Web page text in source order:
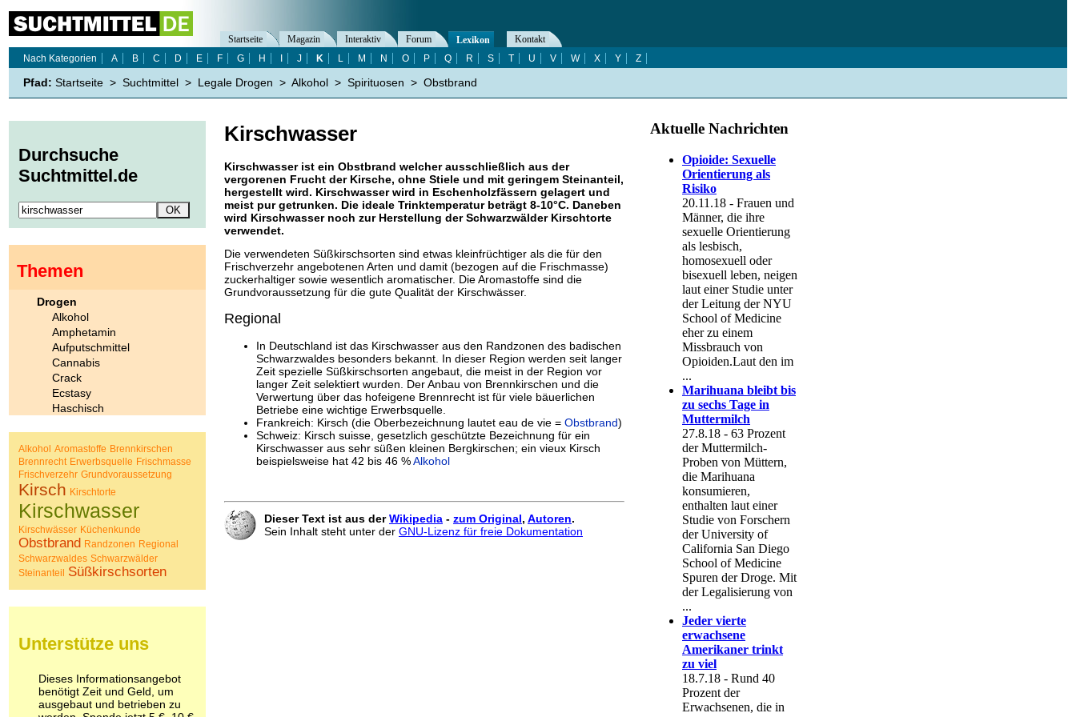
Kirschwasser
Kirschwasser ist ein Obstbrand welcher ausschließlich aus der
vergorenen Frucht der Kirsche, ohne Stiele und mit geringem Steinanteil,
hergestellt wird. Kirschwasser wird in Eschenholzfässern gelagert und
meist pur getrunken. Die ideale Trinktemperatur beträgt 8-10°C. Daneben
wird Kirschwasser noch zur Herstellung der Schwarzwälder Kirschtorte
verwendet.
Die verwendeten Süßkirschsorten sind etwas kleinfrüchtiger als die für den
Frischverzehr angebotenen Arten und damit (bezogen auf die Frischmasse)
zuckerhaltiger sowie wesentlich aromatischer. Die Aromastoffe sind die
Grundvoraussetzung für die gute Qualität der Kirschwässer.
Regional
In Deutschland ist das Kirschwasser aus den Randzonen des badischen
Schwarzwaldes besonders bekannt. In dieser Region werden seit langer
Zeit spezielle Süßkirschsorten angebaut, die meist in der Region vor
langer Zeit selektiert wurden. Der Anbau von Brennkirschen und die
Verwertung über das hofeigene Brennrecht ist für viele bäuerlichen
Betriebe eine wichtige Erwerbsquelle.
Frankreich: Kirsch (die Oberbezeichnung lautet eau de vie = Obstbrand)
Schweiz: Kirsch suisse, gesetzlich geschützte Bezeichnung für ein
Kirschwasser aus sehr süßen kleinen Bergkirschen; ein vieux Kirsch
beispielsweise hat 42 bis 46 %Alkohol
Dieser Text ist aus derWikipedia - zum Original, Autoren.
Sein Inhalt steht unter der GNU-Lizenz für freie Dokumentation
Startseite Magazin Interaktiv Forum Lexikon
Kontakt
Nach Kategorien
A B C D E F G H J K L M N O P Q R S T U V W X Y Z
Pfad: Startseite > Suchtmittel > Legale Drogen > Alkohol > Spirituosen > Obstbrand
Durchsuche
Suchtmittel.de
Themen
Drogen
Alkohol
Amphetamin
Aufputschmittel
Cannabis
Crack
Ecstasy
Haschisch
Koffein
Kokain
Lachgas
LSD
Marihuana
Medikamente
Meskalin
Metamphetamin
Methadon
Morphin
Muskatnuss
Opium
Pilze
Psychopharmaka
Schlafmittel
Schmerzmittel
Alkohol Aromastoffe Brennkirschen
Brennrecht Erwerbsquelle Frischmasse
Frischverzehr Grundvoraussetzung
Kirsch Kirschtorte
Kirschwasser
Kirschwässer Küchenkunde
Obstbrand Randzonen Regional
Schwarzwaldes Schwarzwälder
Steinanteil Süßkirschsorten
Unterstütze uns
Dieses Informationsangebot
benötigt Zeit und Geld, um
ausgebaut und betrieben zu